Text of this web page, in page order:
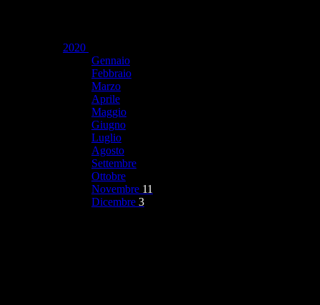
2020
Gennaio
Febbraio
Marzo
Aprile
Maggio
Giugno
Luglio
Agosto
Settembre
Ottobre
Novembre 11
Dicembre 3